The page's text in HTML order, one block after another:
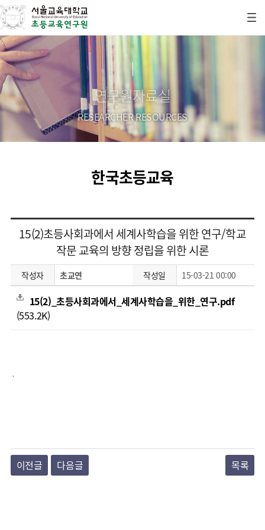
연구원자료실
RESEARCHER RESOURCES
한국초등교육
15(2)초등사회과에서 세계사학습을 위한 연구/학교
작문 교육의 방향 정립을 위한 시론
작성자 초교연 작성일 15-03-21 00:00
15(2)_초등사회과에서_세계사학습을_위한_연구.pdf
(553.2K)
.
이전글 다음글 목록